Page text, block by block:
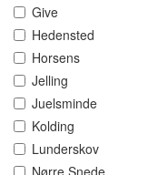
Give
Hedensted
Horsens
Jelling
Juelsminde
Kolding
Lunderskov